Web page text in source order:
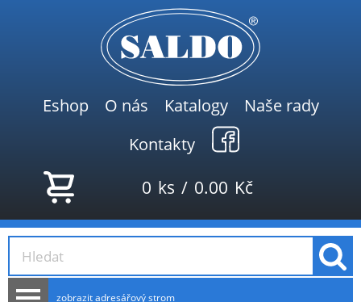
Eshop O nás Katalogy
Naše rady
Kontakty
0 ks / 0.00 Kč
zobrazit adresářový strom